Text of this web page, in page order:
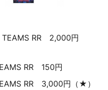
TEAMS RR 2,000円
RR 150円
RR 3,000円（★）